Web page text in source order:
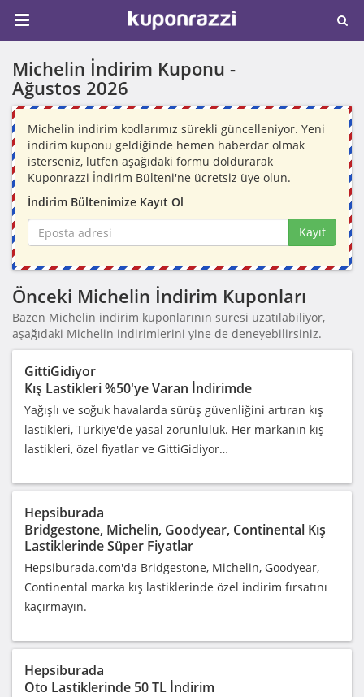
Michelin İndirim Kuponu -
Ağustos 2026
Michelin indirim kodlarımız sürekli güncelleniyor. Yeni
indirim kuponu geldiğinde hemen haberdar olmak
isterseniz, lütfen aşağıdaki formu doldurarak
Kuponrazzi İndirim Bülteni'ne ücretsiz üye olun.
İndirim Bültenimize Kayıt Ol
Kayıt
Önceki Michelin İndirim Kuponları
Bazen Michelin indirim kuponlarının süresi uzatılabiliyor,
aşağıdaki Michelin indirimlerini yine de deneyebilirsiniz.
GittiGidiyor
Kış Lastikleri %50'ye Varan İndirimde
Yağışlı ve soğuk havalarda sürüş güvenliğini artıran kış
lastikleri, Türkiye'de yasal zorunluluk. Her markanın kış
lastikleri, özel fiyatlar ve GittiGidiyor…
Hepsiburada
Bridgestone, Michelin, Goodyear, Continental Kış
Lastiklerinde Süper Fiyatlar
Hepsiburada.com'da Bridgestone, Michelin, Goodyear,
Continental marka kış lastiklerinde özel indirim fırsatını
kaçırmayın.
Hepsiburada
Oto Lastiklerinde 50 TL İndirim